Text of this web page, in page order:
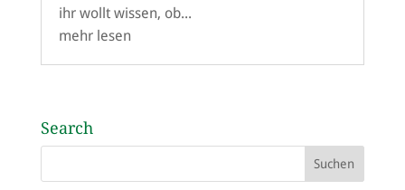
ihr wollt wissen, ob...
mehr lesen
Search